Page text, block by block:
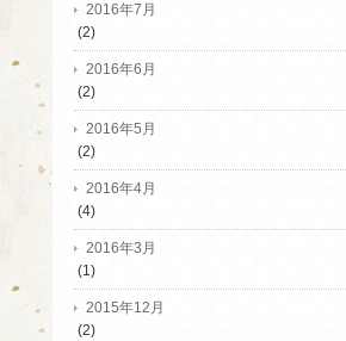
2016年7月
(2)
2016年6月
(2)
2016年5月
(2)
2016年4月
(4)
2016年3月
(1)
2015年12月
(2)